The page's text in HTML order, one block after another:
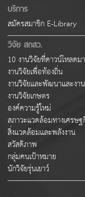
บริการ
สมัครสมาชิก E-Library
วิจัย สกสว.
10 งานวิจัยที่ดาวน์โหลด
งานวิจัยเพื่อท้องถิ่น
งานวิจัยและพัฒนาและงา
งานวิจัยเกษตร
องค์ความรู้ใหม่
สภาวะแวดล้อมทางเศรษ
สิ่งแวดล้อมและพลังงาน
สวัสดิภาพ
กลุ่มคนเป้าหมาย
นักวิจัยรุ่นเยาว์